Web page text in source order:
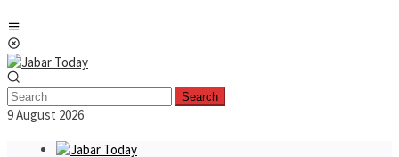
to
content
Search
9 August 2026